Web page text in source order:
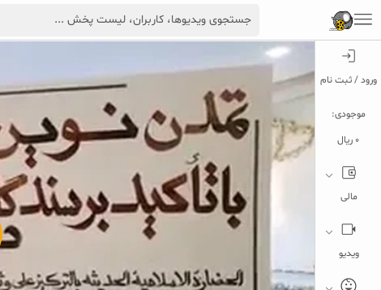
ورود / ثبت نام
موجودی:
0 ریال
مالی
ویدیو